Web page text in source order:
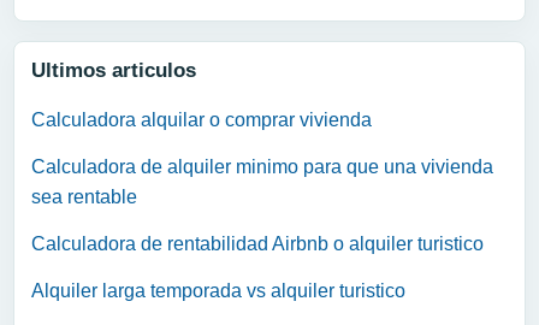
Ultimos articulos
Calculadora alquilar o comprar vivienda
Calculadora de alquiler minimo para que una vivienda
sea rentable
Calculadora de rentabilidad Airbnb o alquiler turistico
Alquiler larga temporada vs alquiler turistico